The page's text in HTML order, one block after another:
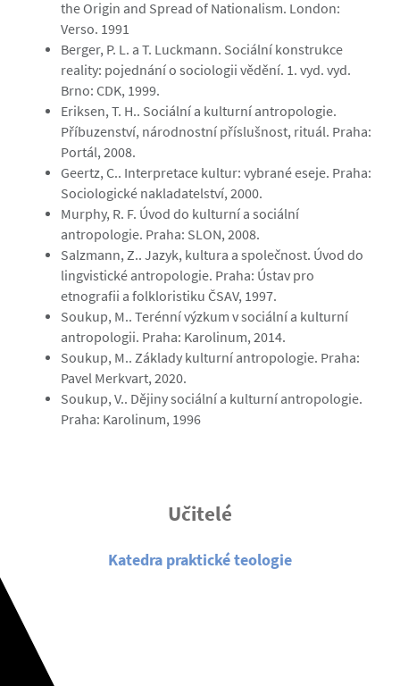
the Origin and Spread of Nationalism. London:
Verso. 1991
Berger, P. L. a T. Luckmann. Sociální konstrukce
reality: pojednání o sociologii vědění. 1. vyd. vyd.
Brno: CDK, 1999.
Eriksen, T. H.. Sociální a kulturní antropologie.
Příbuzenství, národnostní příslušnost, rituál. Praha:
Portál, 2008.
Geertz, C.. Interpretace kultur: vybrané eseje. Praha:
Sociologické nakladatelství, 2000.
Murphy, R. F. Úvod do kulturní a sociální
antropologie. Praha: SLON, 2008.
Salzmann, Z.. Jazyk, kultura a společnost. Úvod do
lingvistické antropologie. Praha: Ústav pro
etnografii a folkloristiku ČSAV, 1997.
Soukup, M.. Terénní výzkum v sociální a kulturní
antropologii. Praha: Karolinum, 2014.
Soukup, M.. Základy kulturní antropologie. Praha:
Pavel Merkvart, 2020.
Soukup, V.. Dějiny sociální a kulturní antropologie.
Praha: Karolinum, 1996
Učitelé
Katedra praktické teologie